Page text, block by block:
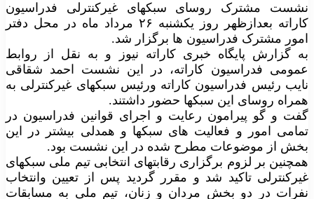
نشست مشترک روسای سبکهای غیرکنترلی فدراسیون
کاراته بعدازظهر روز یکشنبه ۲۶ مرداد ماه در محل دفتر
امور مشترک فدراسیون ها برگزار شد.
به گزارش پایگاه خبری کاراته نیوز و به نقل از روابط
عمومی فدراسیون کاراته، در این نشست احمد شقاقی
نایب رئیس فدراسیون کاراته ورئیس سبکهای غیرکنترلی به
همراه روسای این سبکها حضور داشتند.
گفت و گو پیرامون رعایت و اجرای قوانین فدراسیون در
تمامی امور و فعالیت های سبکها و همدلی بیشتر در این
بخش از موضوعات مطرح شده در این نشست بود.
همچنین بر لزوم برگزاری رقابتهای انتخابی تیم ملی سبکهای
غیرکنترلی تاکید شد و مقرر گردید پس از تعیین وانتخاب
نفرات در دو بخش مردان و زنان، تیم ملی به مسابقات